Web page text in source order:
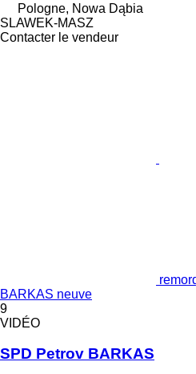
Pologne, Nowa Dąbia
SLAWEK-MASZ
Contacter le vendeur
BARKAS neuve
9
VIDÉO
SPD Petrov BARKAS